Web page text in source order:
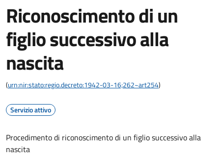
Riconoscimento di un
figlio successivo alla
nascita
(urn:nir:stato:regio.decreto:1942-03-16;262~art254)
Servizio attivo
Procedimento di riconoscimento di un figlio successivo alla
nascita